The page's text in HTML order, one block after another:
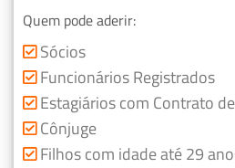
Quem pode aderir:
Sócios
Funcionários Registrados
Estagiários com Contrato
Cônjuge
Filhos com idade até 29